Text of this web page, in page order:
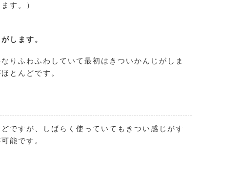
す。）
します。
りふわふわしていて最初はきついかんじがしま
とんどです。
ですが、しばらく使っていてもきつい感じがす
能です。